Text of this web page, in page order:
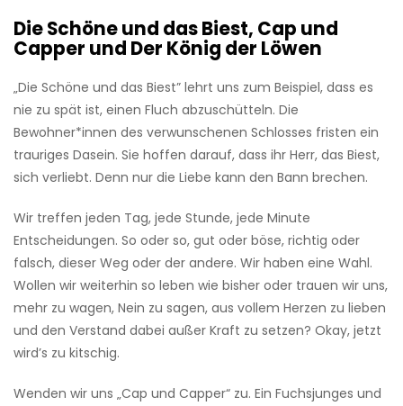
Die Schöne und das Biest, Cap und
Capper und Der König der Löwen
„Die Schöne und das Biest” lehrt uns zum Beispiel, dass es
nie zu spät ist, einen Fluch abzuschütteln. Die
Bewohner*innen des verwunschenen Schlosses fristen ein
trauriges Dasein. Sie hoffen darauf, dass ihr Herr, das Biest,
sich verliebt. Denn nur die Liebe kann den Bann brechen.
Wir treffen jeden Tag, jede Stunde, jede Minute
Entscheidungen. So oder so, gut oder böse, richtig oder
falsch, dieser Weg oder der andere. Wir haben eine Wahl.
Wollen wir weiterhin so leben wie bisher oder trauen wir uns,
mehr zu wagen, Nein zu sagen, aus vollem Herzen zu lieben
und den Verstand dabei außer Kraft zu setzen? Okay, jetzt
wird’s zu kitschig.
Wenden wir uns „Cap und Capper“ zu. Ein Fuchsjunges und